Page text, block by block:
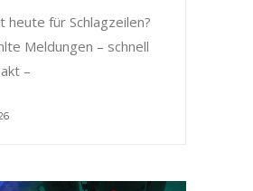
heute für Schlagzeilen?
Meldungen – schnell
–